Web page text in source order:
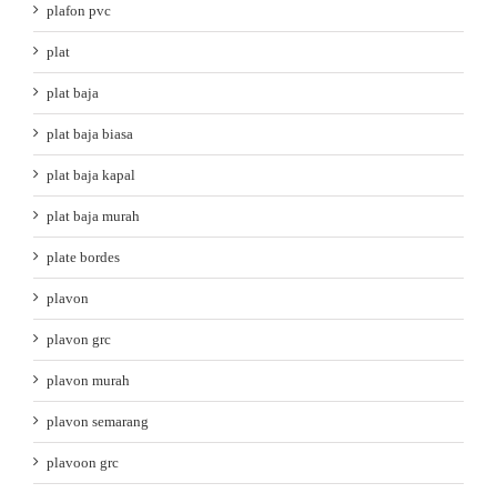
plafon pvc
plat
plat baja
plat baja biasa
plat baja kapal
plat baja murah
plate bordes
plavon
plavon grc
plavon murah
plavon semarang
plavoon grc